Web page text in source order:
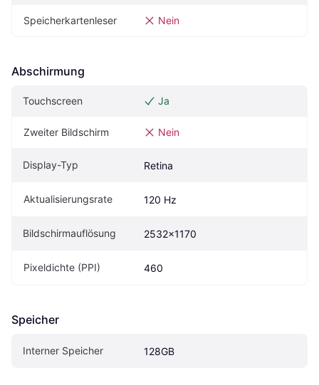
Speicherkartenleser Nein
Abschirmung
Touchscreen Ja
Zweiter Bildschirm Nein
Display-Typ Retina
Aktualisierungsrate 120 Hz
Bildschirmauflösung 2532x1170
Pixeldichte (PPI) 460
Speicher
Interner Speicher 128GB